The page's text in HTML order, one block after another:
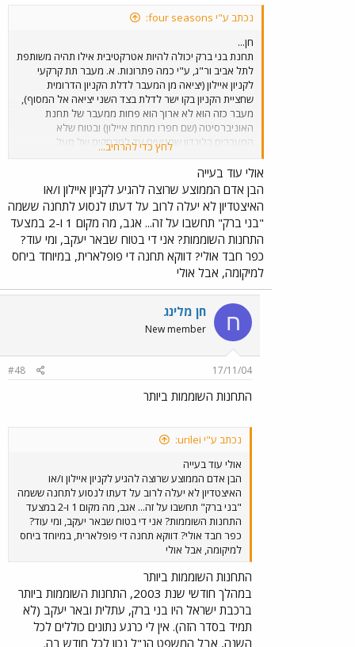
נכתב ע"י four seasons:
חן...
תחנת בני ברק יכולה להיות אטרקטיבית אילו תהיה משותפת
לתל אביב ור"ג, ע"י כמה פתרונות. א. מעבר תת קרקעי
לקניון איילון (יציאה מן המעבר לדלת הקניון הדרומית
שחציית הקניון בקו ישר לדלת בצד השני יציאה אל המסוף),
מעבר כזה הוא לא ארוך הוא פחות ממעבר של תחנת
האוניברסיטה (שם חפרו מתחת איילון) ובטוח שלא
המעברים בלונדון שמגיעים עד למרחקים של מעל
לקילומטר ועשרות אלפים משתמשים בהם). ב. חיבור מאזור
המגורים הקרוב בבני ברק ורמת החייל של שביל אופניים אל
התחנה, בתל אביב זה עובד אלפי נוסעים משתמשים
באופניים להגיע אל התחנות הפזורות בעיר. ג. הקמת קו
סובב (מפרקית) תחנת בני ברק, רמת החייל, קניון איילון
מסוף (דרך ר"ח מודיעין), ר"ח זבוטינסקי מזרח (עד רשי
הרחוב הראשי של ב"ב) חזרה לתחנת בני ברק.
לחץ כדי להרחיב...
אולי עוד בעייה
הבן אדם הממוצע שרוצה להגיע לקניון איילון ו/או
האיצטדיון לא יעלה לרוב על דעתו לנסוע לתחנה ששמה
"בני ברק" תחשבו על זה... אגב, מה מקום 1 ו-2 במצעד
התחנות השוממות? אני די בטוח שבאר יעקב, ומי עוד?
כפר חבד אולי? דווקא תחנה די פופלארית, במיוחד ביחס
למיקומה, אבל אולי
ח חן מלינג
New member
17/11/04
#48
התחנות השוממות ביותר
נכתב ע"י urilei:
אולי עוד בעייה
הבן אדם הממוצע שרוצה להגיע לקניון איילון ו/או
האיצטדיון לא יעלה לרוב על דעתו לנסוע לתחנה ששמה
"בני ברק" תחשבו על זה... אגב, מה מקום 1 ו-2 במצעד
התחנות השוממות? אני די בטוח שבאר יעקב, ומי עוד?
כפר חבד אולי? דווקא תחנה די פופלארית, במיוחד ביחס
למיקומה, אבל אולי
התחנות השוממות ביותר
במהלך חודשי שנת 2003, התחנות השוממות ביותר
ברכבת ישראל היו בני ברק, עתלית ובאר יעקב (לא
תמיד בסדר הזה). אין לי כרגע נתונים כוללים לכל
השנה, אבל המשפט הנ"ל נכון לכל חודש בה.